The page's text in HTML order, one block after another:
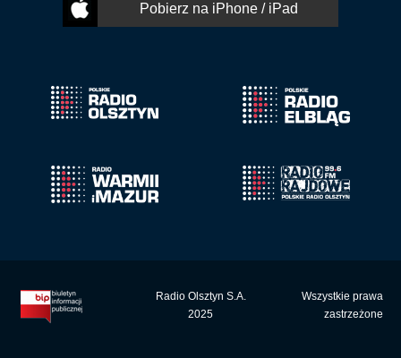
Pobierz na iPhone / iPad
Radio Olsztyn S.A.
2025
Wszystkie prawa
zastrzeżone